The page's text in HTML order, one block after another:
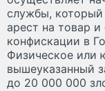
службы, который
арест на товар
конфискации в
Физическое или
вышеуказанный
до 20 000 000